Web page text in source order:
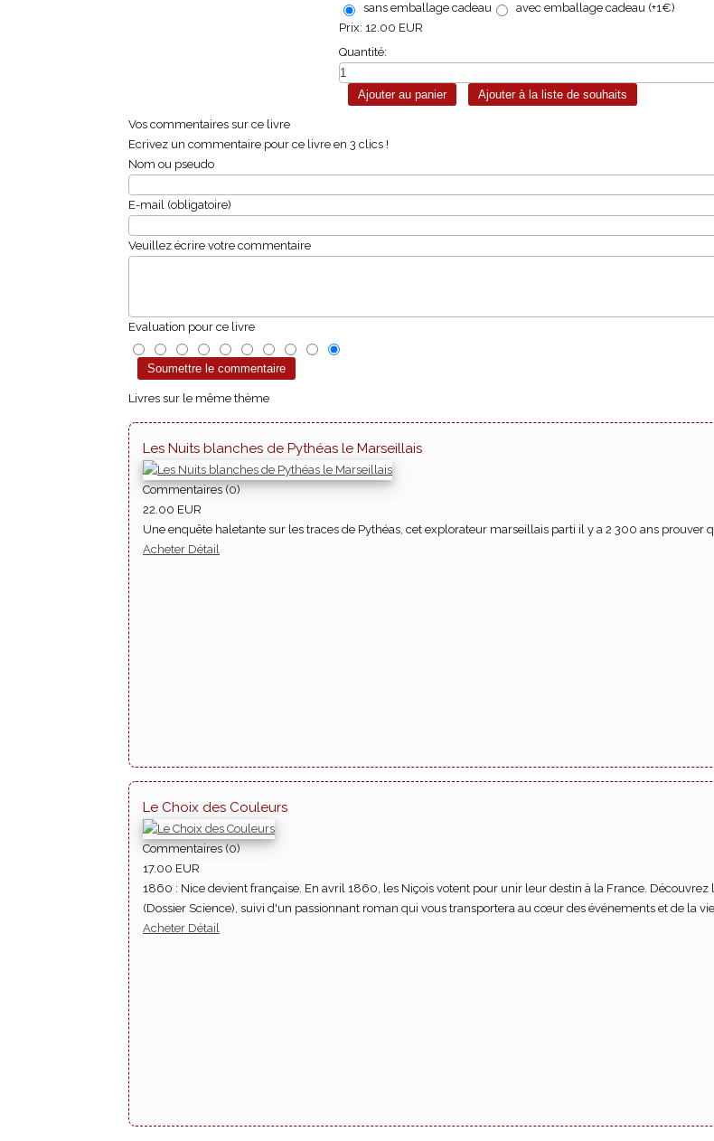
sans emballage cadeau
avec emballage cadeau (+1€)
Prix: 12.00 EUR
Quantité:
Vos commentaires sur ce livre
Ecrivez un commentaire pour ce livre en 3 clics !
Nom ou pseudo
E-mail (obligatoire)
Veuillez écrire votre commentaire
Evaluation pour ce livre
Livres sur le même thème
Les Nuits blanches de Pythéas le Marseillais
Commentaires (0)
22.00 EUR
Une enquête haletante sur les traces de Pythéas, cet explorateur marseillais parti il y a 2 300 ans prouver
Acheter Détail
Le Choix des Couleurs
Commentaires (0)
17.00 EUR
1860 : Nice devient française. En avril 1860, les Niçois votent pour unir leur destin à la France.
(Dossier Science), suivi d'un passionnant roman qui vous transportera au cœur des événements et de la
Acheter Détail